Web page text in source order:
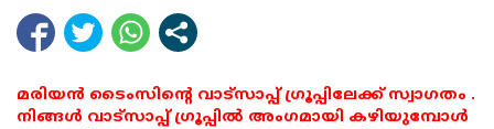
മരിയൻ ടൈംസിന്റെ വാട്സാപ്പ് ഗ്രൂപ്പിലേക്ക് സ്വാഗതം .
നിങ്ങൾ വാട്സാപ്പ് ഗ്രൂപ്പിൽ അംഗമായി കഴിയുമ്പോൾ